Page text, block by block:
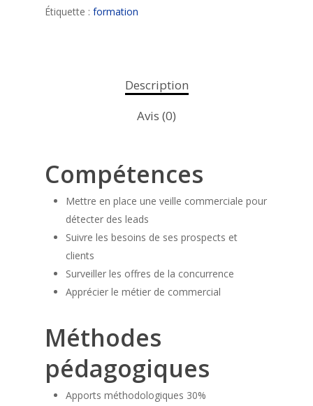
Étiquette : formation
Description
Avis (0)
Compétences
Mettre en place une veille commerciale pour
détecter des leads
Suivre les besoins de ses prospects et
clients
Surveiller les offres de la concurrence
Apprécier le métier de commercial
Méthodes
pédagogiques
Apports méthodologiques 30%